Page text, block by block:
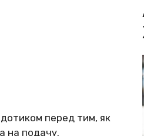
перед тим, як
на подачу.